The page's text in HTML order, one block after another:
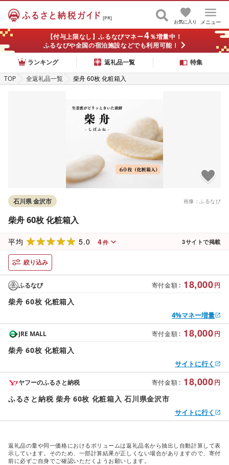
[PR]
メニュー
お気に入り
【付与上限なし】ふるなびマネー4％増量中！
ふるなびや全国の宿泊施設などでも利用可能！
ランキング
返礼品一覧
特集
TOP
全返礼品一覧 柴舟 60枚 化粧箱入
画像：ふるなび
石川県 金沢市
柴舟 60枚 化粧箱入
平均 5.0 4件 3サイトで掲載
絞り込み
寄付金額 : 18,000円
ふるなび
柴舟 60枚 化粧箱入
4%マネー増量
寄付金額 : 18,000円
JRE MALL
柴舟 60枚 化粧箱入
サイトに行く
寄付金額 : 18,000円
ヤフーのふるさと納税
ふるさと納税 柴舟 60枚 化粧箱入 石川県金沢市
サイトに行く
返礼品の量や同一価格におけるボリュームは返礼品名から抽出し自動計算して表
示しています。そのため、一部計算結果が正しくない場合がありますので、寄付
前に必ずご自身でご確認いただくようお願いします。